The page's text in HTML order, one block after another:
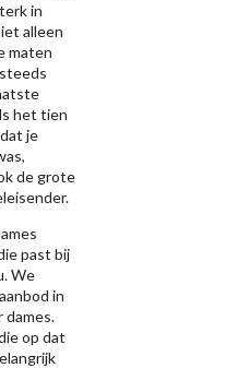
in
alleen
maten
het tien
je
de grote
past bij
We
in
dames.
op dat